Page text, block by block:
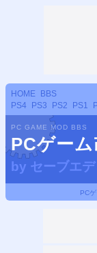
HOME
BBS
PS4
PS3 PS2 PS1
PC GAME MOD BBS
PCゲー
by セーブエ
PC